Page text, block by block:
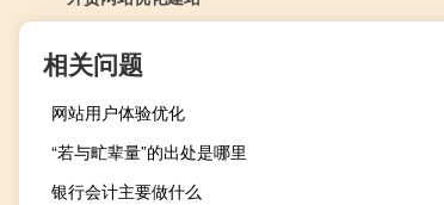
相关问题
网站用户体验优化
“若与甿辈量”的出处是哪里
银行会计主要做什么